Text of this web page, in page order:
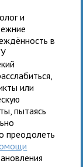
и
в
или
пытаясь
преодолеть